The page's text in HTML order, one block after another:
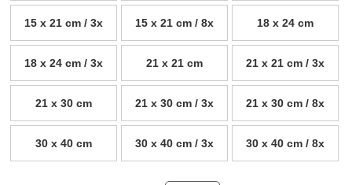
15 x 21 cm / 3x 15 x 21 cm / 8x 18 x 24 cm
18 x 24 cm / 3x 21 x 21 cm 21 x 21 cm / 3x
21 x 30 cm 21 x 30 cm / 3x 21 x 30 cm / 8x
30 x 40 cm 30 x 40 cm / 3x 30 x 40 cm / 8x